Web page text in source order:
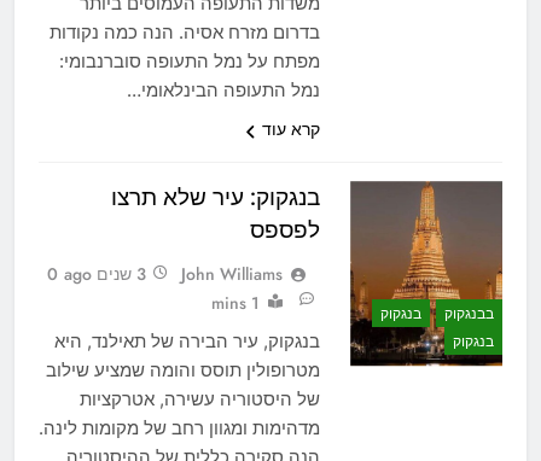
בדרום מזרח אסיה. הנה כמה נקודות
מפתח על נמל התעופה סוברנבומי:
נמל התעופה הבינלאומי…
קרא עוד
בבנגקוק
בנגקוק
בנגקוק
בנגקוק: עיר שלא תרצו
לפספס
John Williams 3 שנים ago
0
1 mins
בנגקוק, עיר הבירה של תאילנד, היא
מטרופולין תוסס והומה שמציע שילוב
של היסטוריה עשירה, אטרקציות
מדהימות ומגוון רחב של מקומות לינה.